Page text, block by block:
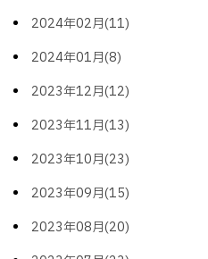
2024年02月(11)
2024年01月(8)
2023年12月(12)
2023年11月(13)
2023年10月(23)
2023年09月(15)
2023年08月(20)